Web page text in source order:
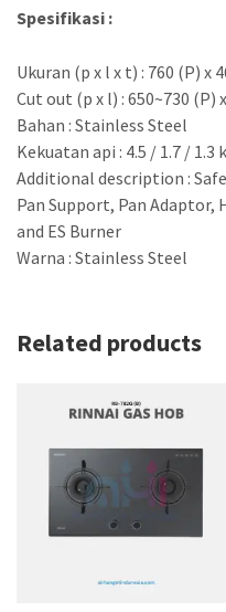
Spesifikasi :
Ukuran (p x l x t) : 760 (P) x
Cut out (p x l) : 650~730 (P)
Bahan : Stainless Steel
Kekuatan api : 4.5 / 1.7 / 1.3
Additional description :
Pan Support, Pan Adaptor,
and ES Burner
Warna : Stainless Steel
Related products